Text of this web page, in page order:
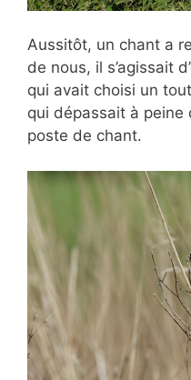
Aussitôt, un chant a
de nous, il s’agissait
qui avait choisi un
qui dépassait à peine
poste de chant.